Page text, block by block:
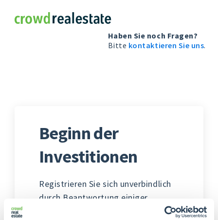
Crowdrealestate
Haben Sie noch Fragen?
Bitte kontaktieren Sie uns.
Beginn der
Investitionen
Registrieren Sie sich unverbindlich
durch Beantwortung einiger
Fragen. In den folgenden Schritten